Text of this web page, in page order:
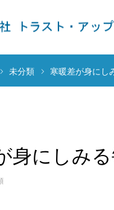
未分類 寒暖差が身にし
身にしみ